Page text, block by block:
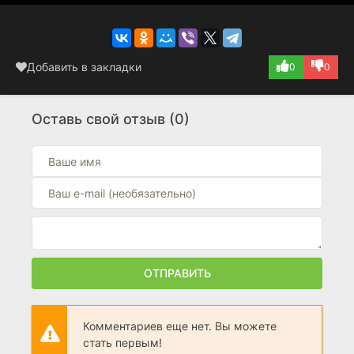
Добавить в закладки 0 0
Оставь свой отзыв (0)
ОТПРАВИТЬ
Комментариев еще нет. Вы можете
стать первым!